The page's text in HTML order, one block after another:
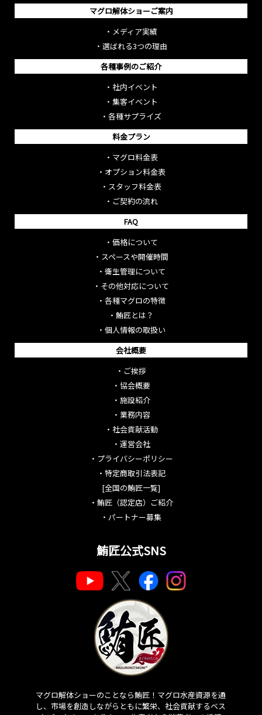
マグロ解体ショーご案内
・ メディア実績
・ 選ばれる3つの理由
各種事例のご紹介
・ 社内イベント
・ 集客イベント
・ 各種サプライズ
料金プラン
・ マグロ料金表
・ オプション料金表
・ スタッフ料金表
・ ご契約の流れ
FAQ
・ 価格について
・ スペースや開催時間
・ 衛生管理について
・ その他対応について
・ 各種マグロの特徴
・ 鮪匠とは？
・ 個人情報の取扱い
会社概要
・ ご挨拶
・ 協会概要
・ 施設紹介
・ 業務内容
・ 社会貢献活動
・ 運営会社
・ プライバシーポリシー
・ 特定商取引法表記
[全国の鮪匠一覧]
・ 鮪匠（認定店）ご紹介
・ パートナー募集
鮪匠公式SNS
マグロ解体ショーのことなら鮪匠！マグロ水産資源を通
し、市場を創造しながらともに繁栄、社会貢献するベス